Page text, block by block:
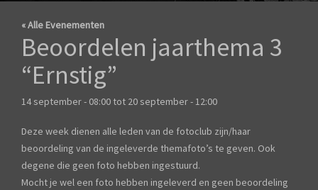
« Alle Evenementen
Beoordelen jaarthema 3
“Ernstig”
14 september - 08:00 tot 20 september - 12:00
Deze week dienen alle leden van de fotoclub zijn/haar
beoordeling van de ingeleverde themafoto’s te geven. Ook
degene die geen foto hebben ingestuurd.
Mocht je wel een foto hebben ingeleverd en geen beoordeling